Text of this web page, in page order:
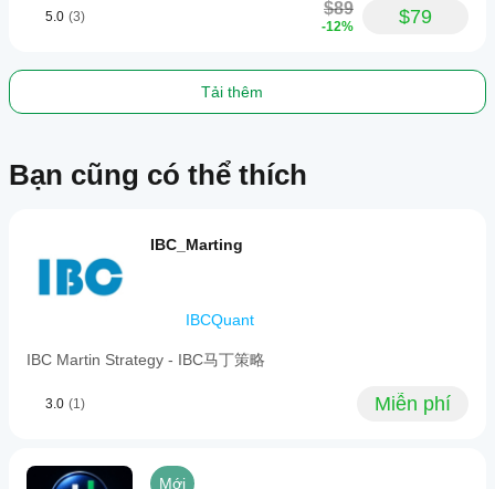
Nhóm: Quản lý Rủi ro
Take Profit Long/Short (Pips) 🏆
Long/Short (Pips) 🛡️
Short. Đặt bằng
0 để vô hiệu hóa.
Bật Break Even ⛑️
loss về điểm hòa vốn.
Giá trị Mặc định: true
Kích hoạt (Pips) [cho Break Even] ⚡
kích hoạt chức năng Break Even.
Giá trị Mặc định: 20
: Số pips lợi nhuận để "khóa" (SL sẽ được
Giá trị Mặc định
Users
thoroughly
considering
live
Hồ sơ giao dịch
5.0 (3) $89
-12% $79
Tải thêm
Bạn cũng có thể thích
IBC_Marting
IBCQuant
IBC Martin Strategy - IBC马丁策略
3.0 (1) Miễn phí
Mới